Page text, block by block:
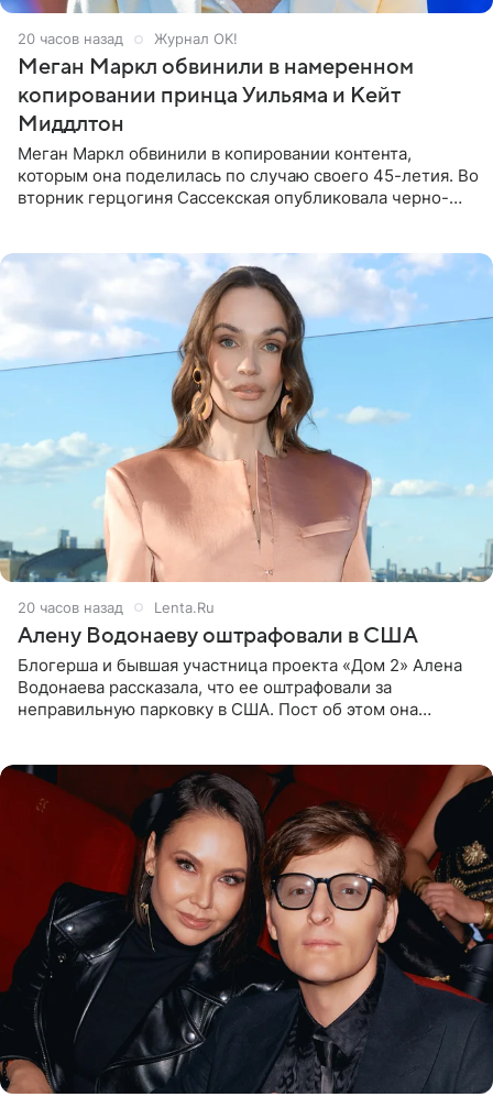
20 часов назад Журнал OK!
Меган Маркл обвинили в намеренном
копировании принца Уильяма и Кейт
Миддлтон
Меган Маркл обвинили в копировании контента,
которым она поделилась по случаю своего 45-летия. Во
вторник герцогиня Сассекская опубликовала черно-
20 часов назад Lenta.Ru
Алену Водонаеву оштрафовали в США
Блогерша и бывшая участница проекта «Дом 2» Алена
Водонаева рассказала, что ее оштрафовали за
неправильную парковку в США. Пост об этом она